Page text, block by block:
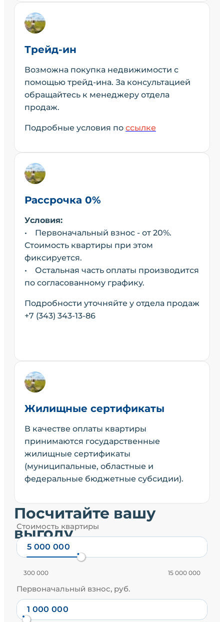
Трейд-ин
Возможна покупка недвижимости с
помощью трейд-ина. За консультацией
обращайтесь к менеджеру отдела
продаж.
Подробные условия по ссылке
Рассрочка 0%
Условия:
• Первоначальный взнос - от 20%.
Стоимость квартиры при этом
фиксируется.
• Остальная часть оплаты производится
по согласованному графику.
Подробности уточняйте у отдела продаж
+7 (343) 343-13-86
Жилищные сертификаты
В качестве оплаты квартиры
принимаются государственные
жилищные сертификаты
(муниципальные, областные и
федеральные бюджетные субсидии).
Посчитайте вашу
выгоду
Стоимость квартиры
300 000 15 000 000
Первоначальный взнос, руб.